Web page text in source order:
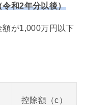
令和2年分以後）
が1,000万円以下
控除額（c）